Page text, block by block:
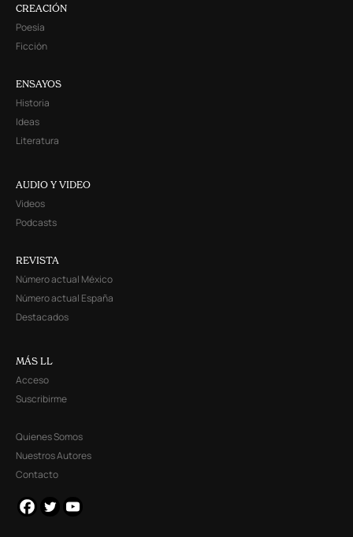
CREACIÓN
Poesía
Ficción
ENSAYOS
Historia
Ideas
Literatura
AUDIO Y VIDEO
Videos
Podcasts
REVISTA
Número actual México
Número actual España
Destacados
MÁS LL
Acceso
Suscribirme
Quienes Somos
Nuestros Autores
Contacto